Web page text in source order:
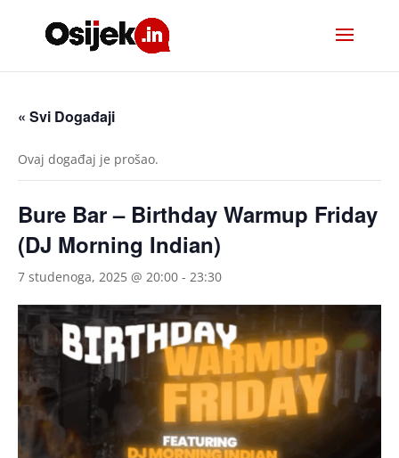
« Svi Događaji
Ovaj događaj je prošao.
Bure Bar – Birthday Warmup Friday
(DJ Morning Indian)
7 studenoga, 2025 @ 20:00 - 23:30